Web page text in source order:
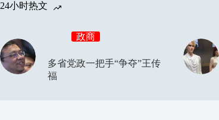
24小时热文
政商
多省党政一把手“争夺”王传
福